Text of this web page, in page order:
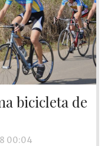
bicicleta de
00:04